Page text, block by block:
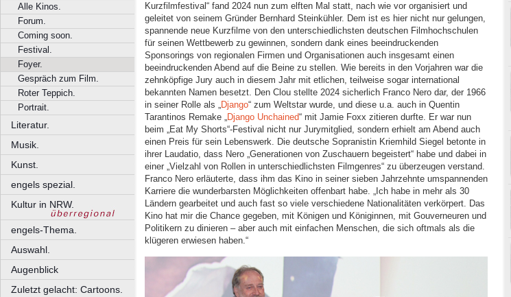
Alle Kinos.
Forum.
Coming soon.
Festival.
Foyer.
Gespräch zum Film.
Roter Teppich.
Portrait.
Literatur.
Musik.
Kunst.
engels spezial.
Kultur in NRW.
engels-Thema.
Auswahl.
Augenblick
Zuletzt gelacht: Cartoons.
Kurzfilmfestival“ fand 2024 nun zum elften Mal statt, nach wie vor organisiert und
geleitet von seinem Gründer Bernhard Steinkühler. Dem ist es hier nicht nur gelungen,
spannende neue Kurzfilme von den unterschiedlichsten deutschen Filmhochschulen
für seinen Wettbewerb zu gewinnen, sondern dank eines beeindruckenden
Sponsorings von regionalen Firmen und Organisationen auch insgesamt einen
beeindruckenden Abend auf die Beine zu stellen. Wie bereits in den Vorjahren war die
zehnköpfige Jury auch in diesem Jahr mit etlichen, teilweise sogar international
bekannten Namen besetzt. Den Clou stellte 2024 sicherlich Franco Nero dar, der 1966
in seiner Rolle als „Django“ zum Weltstar wurde, und diese u.a. auch in Quentin
Tarantinos Remake „Django Unchained“ mit Jamie Foxx zitieren durfte. Er war nun
beim „Eat My Shorts“-Festival nicht nur Jurymitglied, sondern erhielt am Abend auch
einen Preis für sein Lebenswerk. Die deutsche Sopranistin Kriemhild Siegel betonte in
ihrer Laudatio, dass Nero „Generationen von Zuschauern begeistert“ habe und dabei in
einer „Vielzahl von Rollen in unterschiedlichsten Filmgenres“ zu überzeugen verstand.
Franco Nero erläuterte, dass ihm das Kino in seiner sieben Jahrzehnte umspannenden
Karriere die wunderbarsten Möglichkeiten offenbart habe. „Ich habe in mehr als 30
Ländern gearbeitet und auch fast so viele verschiedene Nationalitäten verkörpert. Das
Kino hat mir die Chance gegeben, mit Königen und Königinnen, mit Gouverneuren und
Politikern zu dinieren – aber auch mit einfachen Menschen, die sich oftmals als die
klügeren erwiesen haben.“